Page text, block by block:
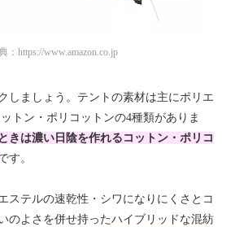
： https://www.amazon.co.jp
しましょう。テントの素材は主にポリエ
トン・ポリコットンの4種類がありま
きは濃い日陰を作れるコットン・ポリコ
す。
ステルの速乾性・シワになりにくさとコ
のよさを併せ持ったハイブリッドな混紡